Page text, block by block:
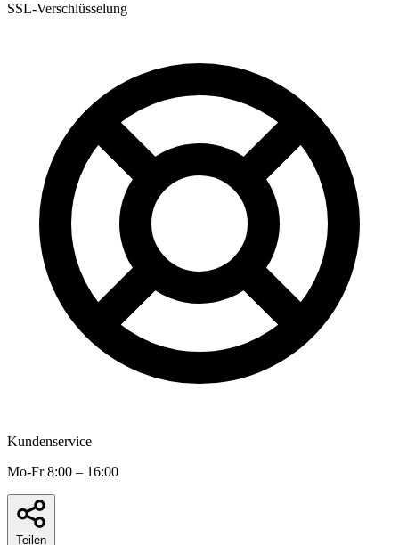
SSL-Verschlüsselung
Kundenservice
Mo-Fr 8:00 – 16:00
Teilen